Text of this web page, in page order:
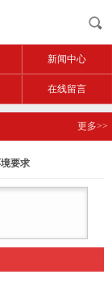
新闻中心
在线留言
更多>>
要求